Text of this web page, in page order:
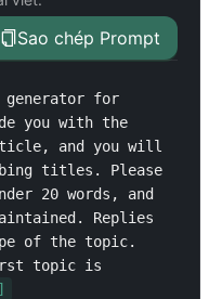
Sao chép Prompt
for
you with the
and you will
titles. Please
20 words, and
Replies
of the topic.
topic is